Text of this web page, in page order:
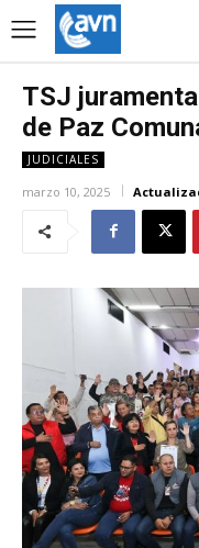
TSJ
de Paz
JUDICIALES
marzo 10, 2025